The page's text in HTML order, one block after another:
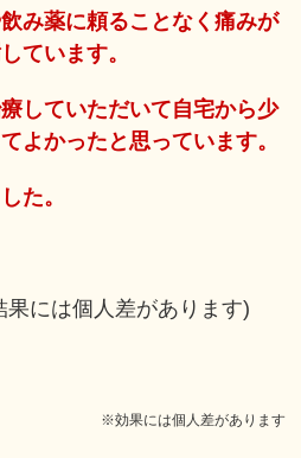
み薬に頼ることなく痛みが
ています。
していただいて自宅から少
よかったと思っています。
た。
には個人差があります)
※効果には個人差があります